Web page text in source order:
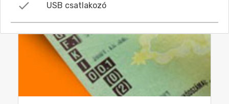
USB csatlakozó